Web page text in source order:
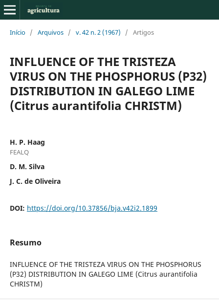
Início / Arquivos / v. 42 n. 2 (1967) / Artigos
INFLUENCE OF THE TRISTEZA
VIRUS ON THE PHOSPHORUS (P32)
DISTRIBUTION IN GALEGO LIME
(Citrus aurantifolia CHRISTM)
H. P. Haag
FEALQ
D. M. Silva
J. C. de Oliveira
DOI: https://doi.org/10.37856/bja.v42i2.1899
Resumo
INFLUENCE OF THE TRISTEZA VIRUS ON THE PHOSPHORUS
(P32) DISTRIBUTION IN GALEGO LIME (Citrus aurantifolia
CHRISTM)